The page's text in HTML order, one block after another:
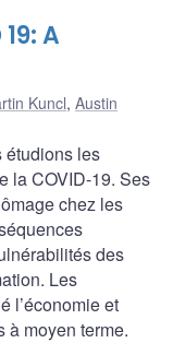
A
Kuncl, Austin
étudions les
la COVID-19. Ses
chez les
des
Les
l’économie et
à moyen terme.